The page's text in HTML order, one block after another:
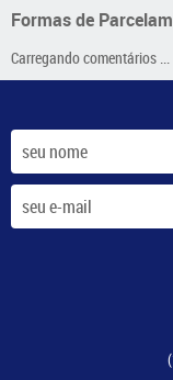
Formas de
Carregando comentários ...